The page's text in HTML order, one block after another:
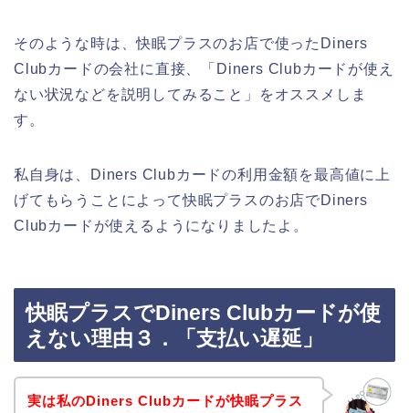
そのような時は、快眠プラスのお店で使ったDiners
Clubカードの会社に直接、「Diners Clubカードが使え
ない状況などを説明してみること」をオススメしま
す。
私自身は、Diners Clubカードの利用金額を最高値に上
げてもらうことによって快眠プラスのお店でDiners
Clubカードが使えるようになりましたよ。
快眠プラスでDiners Clubカードが使
えない理由３．「支払い遅延」
実は私のDiners Clubカードが快眠プラス